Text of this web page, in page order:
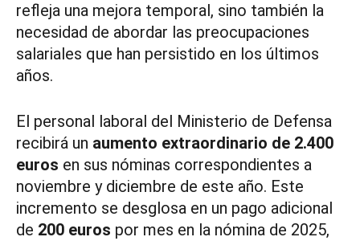
refleja una mejora temporal, sino también la
necesidad de abordar las preocupaciones
salariales que han persistido en los últimos
años.
El personal laboral del Ministerio de Defensa
recibirá un aumento extraordinario de 2.400
euros en sus nóminas correspondientes a
noviembre y diciembre de este año. Este
incremento se desglosa en un pago adicional
de 200 euros por mes en la nómina de 2025,